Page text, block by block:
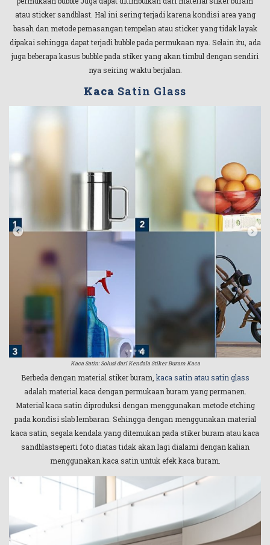
atau sticker sandblast. Hal ini sering terjadi karena kondisi area yang
basah dan metode pemasangan tempelan atau sticker yang tidak layak
dipakai sehingga dapat terjadi bubble pada permukaan nya. Selain itu, ada
juga beberapa kasus bubble pada stiker yang akan timbul dengan sendiri
nya seiring waktu berjalan.
Kaca Satin Glass
Kaca Satin: Solusi dari Kendala Stiker Buram Kaca
Berbeda dengan material stiker buram, kaca satin atau satin glass
adalah material kaca dengan permukaan buram yang permanen.
Material kaca satin diproduksi dengan menggunakan metode etching
pada kondisi slab lembaran. Sehingga dengan menggunakan material
kaca satin, segala kendala yang ditemukan pada stiker buram atau kaca
sandblastseperti foto diatas tidak akan lagi dialami dengan kalian
menggunakan kaca satin untuk efek kaca buram.